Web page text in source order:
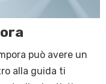
un
alla guida ti